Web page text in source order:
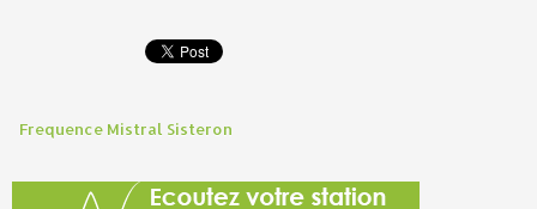
Frequence Mistral Sisteron